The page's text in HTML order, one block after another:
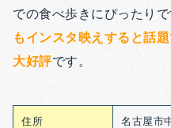
での食べ歩きにぴったりで
もインスタ映えすると話
大好評です。
住所 名古屋市